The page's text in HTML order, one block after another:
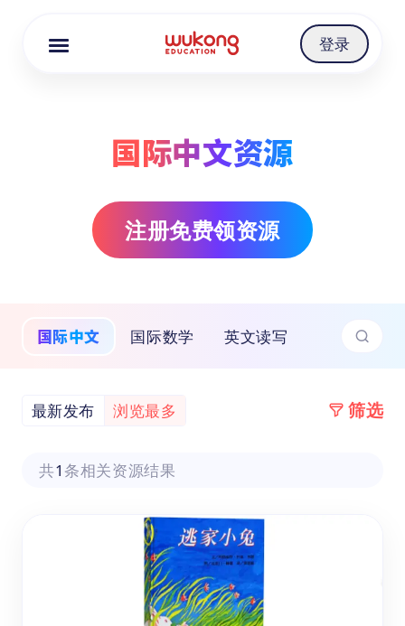
登录
国际中文资源
注册免费领资源
国际中文 国际数学 英文读写
最新发布 浏览最多 筛选
共1 条相关资源结果